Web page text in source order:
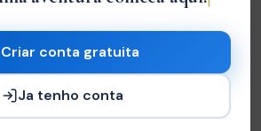
0 Review
de MT5.877,00 /noite
Criar conta gratuita
Ja tenho conta